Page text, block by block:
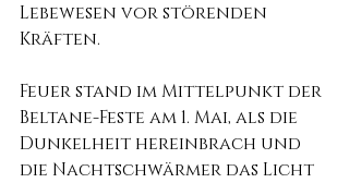
Lebewesen vor störenden
Kräften.
Feuer stand im Mittelpunkt der
Beltane-Feste am 1. Mai, als die
Dunkelheit hereinbrach und
die Nachtschwärmer das Licht